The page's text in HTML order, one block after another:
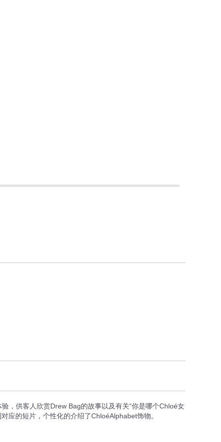
，供客人欣赏Drew Bag的故事以及有关“你是哪个Chloé女
应的短片，个性化的介绍了ChloéAlphabet饰物。